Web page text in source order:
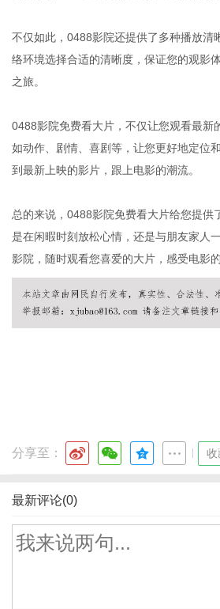
不仅如此，0488影院还提供了多种播放
络环境选择合适的清晰度，保证您的观影
之旅。
0488影院免费看大片，不仅让您观看最新
如动作、剧情、喜剧等，让您更好地定位
到最新上映的影片，跟上电影的潮流。
总的来说，0488影院免费看大片给您提
是在闲暇时刻放松心情，还是与朋友家人
影院，随时观看您喜爱的大片，感受电影
分享至： 收
最新评论(0)